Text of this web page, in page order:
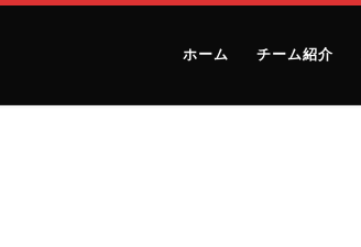
ホーム チーム紹介